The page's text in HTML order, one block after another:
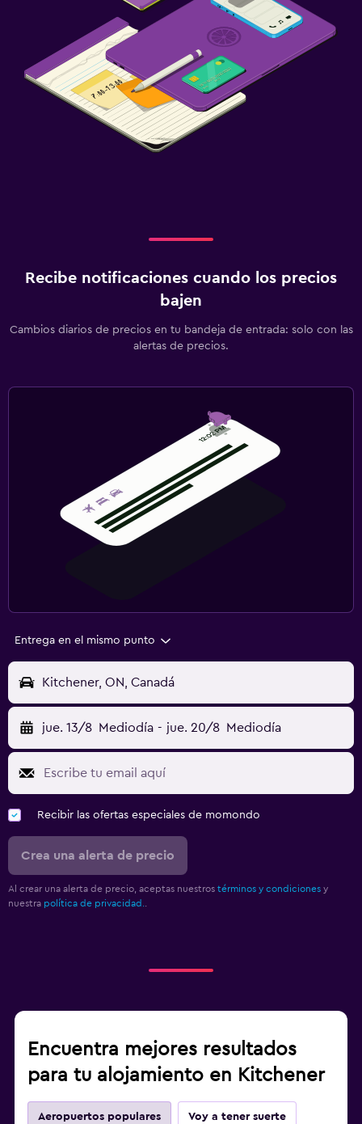
Recibe notificaciones cuando los precios
bajen
Cambios diarios de precios en tu bandeja de entrada: solo con las
alertas de precios.
Entrega en el mismo punto
Kitchener, ON, Canadá
jue. 13/8 Mediodía - jue. 20/8 Mediodía
Recibir las ofertas especiales de momondo
Crea una alerta de precio
Al crear una alerta de precio, aceptas nuestros términos y condiciones y
nuestra política de privacidad.
Encuentra mejores resultados
para tu alojamiento en Kitchener
Aeropuertos populares Voy a tener suerte